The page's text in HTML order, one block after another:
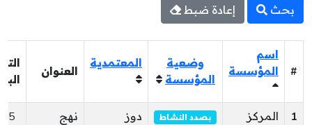
بحث إعادة ضبط
#
اسم
المؤسسة
وضعية
المؤسسة
المعتمدية
العنوان
1
المركز
بصدد النشاط
دوز
نهج